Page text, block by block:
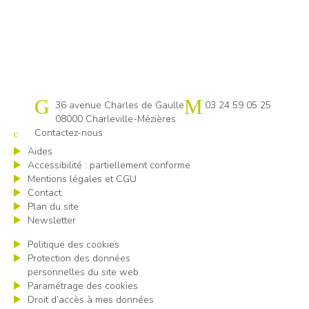
Cap emploi 08
36 avenue Charles de Gaulle
08000 Charleville-Mézières
03 24 59 05 25
Contactez-nous
Aides
Accessibilité : partiellement conforme
Mentions légales et CGU
Contact
Plan du site
Newsletter
Politique des cookies
Protection des données
personnelles du site web
Paramétrage des cookies
Droit d’accès à mes données